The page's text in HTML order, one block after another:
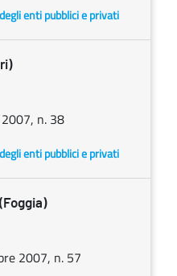
enti pubblici e privati
2007, n. 38
enti pubblici e privati
2007, n. 57